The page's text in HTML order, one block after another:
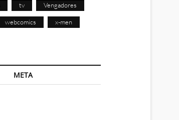
tv Vengadores
webcomics x-men
META